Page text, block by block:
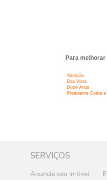
Para
Abolição
Boa Vista
Doze Anos
Presidente Costa e
SERVIÇOS
Anuncie seu imóvel